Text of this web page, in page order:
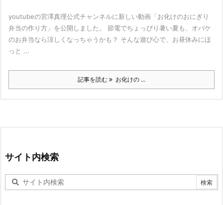
youtubeの宮澤真理公式チャンネルに新しい動画「お化けのおにぎり
弁当の作り方」を公開しました。 節電でちょっぴり暑い夏も、オバケ
のお弁当なら涼しくなっちゃうかも？ そんな遊び心で、お昼休みにほ
っと ...
記事を読む お化けの ...
サイト内検索